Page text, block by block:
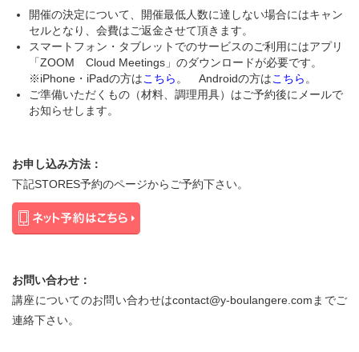
開催の決定について、開催最低人数に達しない場合にはキャン
セルとなり、会費はご返金させて頂きます。
スマートフォン・タブレットでのサービスのご利用にはアプリ
「ZOOM Cloud Meetings」のダウンロードが必要です。
※iPhone・iPadの方はこちら 。 Androidの方はこちら 。
ご準備いただくもの（材料、調理用具）はご予約後にメールで
お知らせします。
お申し込み方法：
下記STORES予約のページからご予約下さい。
お問い合わせ：
講座についてのお問い合わせはcontact@y-boulangere.comまでご
連絡下さい。